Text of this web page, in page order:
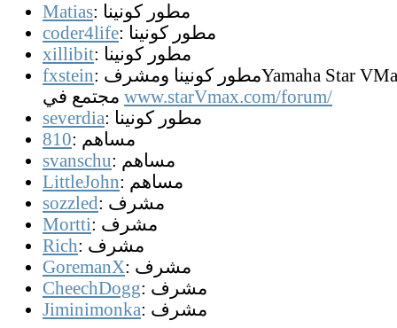
Matias : مطور كونينا
coder4life : مطور كونينا
xillibit : مطور كونينا
fxstein: مطور كونينا ومشرفYamaha Star VMax أكبر
www.starVmax.com/forum/
severdia
: مطور كونينا
810
: مساهم
svanschu
: مساهم
LittleJohn
: مساهم
sozzled
: مشرف
Mortti
: مشرف
Rich
: مشرف
GoremanX : مشرف
CheechDogg : مشرف
Jiminimonka : مشرف